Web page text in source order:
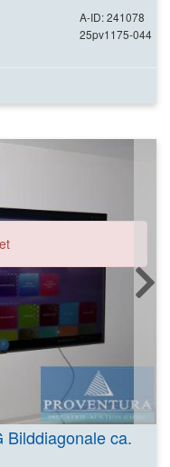
A-ID: 241078
25pv1175-044
Bilddiagonale ca.